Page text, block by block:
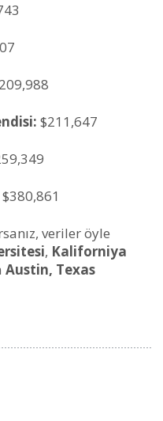
$211,647
$380,861
veriler öyle
, Kaliforniya
Austin, Texas